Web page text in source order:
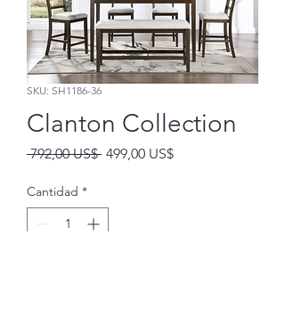
SKU: SH1186-36
Clanton Collection
792,00 US$ Precio
499,00 US$Precio
Cantidad *